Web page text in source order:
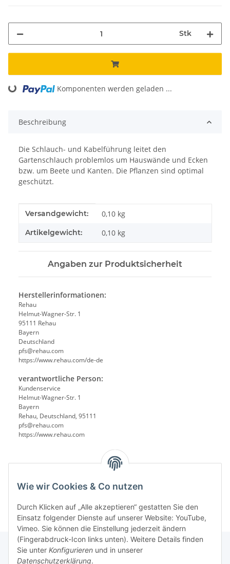
Wie wir Cookies & Co nutzen
Durch Klicken auf „Alle akzeptieren“ gestatten Sie den
Einsatz folgender Dienste auf unserer Website: YouTube,
Vimeo. Sie können die Einstellung jederzeit ändern
(Fingerabdruck-Icon links unten). Weitere Details finden
Sie unter Konfigurieren und in unserer
Datenschutzerklärung.
Stk
Loading... Komponenten werden geladen ...
Beschreibung
Die Schlauch- und Kabelführung leitet den
Gartenschlauch problemlos um Hauswände und Ecken
bzw. um Beete und Kanten. Die Pflanzen sind optimal
geschützt.
Produkteigenschaft
Wert
Versandgewicht: 0,10 kg
Artikelgewicht: 0,10 kg
Angaben zur Produktsicherheit
Herstellerinformationen:
Rehau
Helmut-Wagner-Str. 1
95111 Rehau
Bayern
Deutschland
pfs@rehau.com
https://www.rehau.com/de-de
verantwortliche Person:
Kundenservice
Helmut-Wagner-Str. 1
Bayern
Rehau, Deutschland, 95111
pfs@rehau.com
https://www.rehau.com